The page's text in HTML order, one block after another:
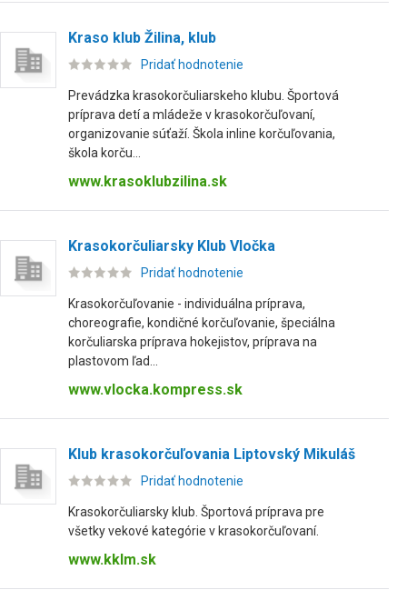
Kraso klub Žilina, klub
Pridať hodnotenie
Prevádzka krasokorčuliarskeho klubu. Športová
príprava detí a mládeže v krasokorčuľovaní,
organizovanie súťaží. Škola inline korčuľovania,
škola korču...
www.krasoklubzilina.sk
Krasokorčuliarsky Klub Vločka
Pridať hodnotenie
Krasokorčuľovanie - individuálna príprava,
choreografie, kondičné korčuľovanie, špeciálna
korčuliarska príprava hokejistov, príprava na
plastovom ľad...
www.vlocka.kompress.sk
Klub krasokorčuľovania Liptovský Mikuláš
Pridať hodnotenie
Krasokorčuliarsky klub. Športová príprava pre
všetky vekové kategórie v krasokorčuľovaní.
www.kklm.sk